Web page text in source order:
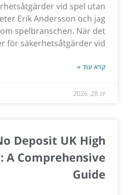
vid spel utan
Erik Andersson och jag
spelbranschen. När det
för säkerhetsåtgärder vid...
קרא עוד »
יונ 28, 2026
Deposit UK High
Comprehensive
Guide